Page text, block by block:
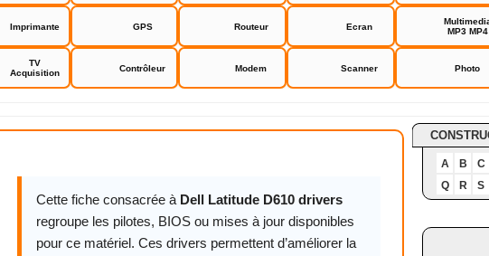
Imprimante GPS Routeur Ecran
MP3 MP4
TV
Acquisition
Contrôleur Modem Scanner Photo
Dell Latitude D610 drivers
Cette fiche consacrée à Dell Latitude D610 drivers
regroupe les pilotes, BIOS ou mises à jour disponibles
pour ce matériel. Ces drivers permettent d’améliorer la
A B
C
Q
R S